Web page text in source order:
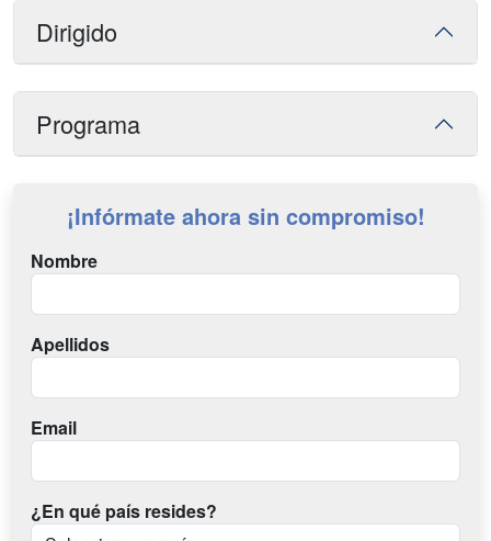
Dirigido
Programa
¡Infórmate ahora sin compromiso!
Nombre
Apellidos
Email
¿En qué país resides?